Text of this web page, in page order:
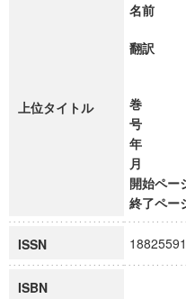
上位タイトル
名前
翻訳
巻
号
年
月
開始ペー
終了ペー
ISSN
ISBN